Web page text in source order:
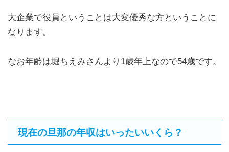
大企業で役員ということは大変優秀な方ということに
なります。
なお年齢は堀ちえみさんより1歳年上なので54歳です。
現在の旦那の年収はいったいいくら？